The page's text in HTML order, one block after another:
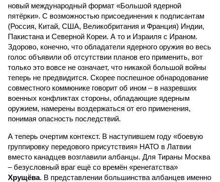
новый международный формат «Большой ядерной
пятёрки». С возможностью присоединения к подписантам
(Россия, Китай, США, Великобритания и Франция) Индии,
Пакистана и Северной Кореи. А то и Израиля с Ираном.
Здорово, конечно, что обладатели ядерного оружия во весь
голос объявили об отсутствии планов его применить, вот
только это вовсе не означает, что никакой большой войны
теперь не предвидится. Скорее поспешное обнародование
совместного коммюнике говорит об ином – в назревших
военных конфликтах стороны, обладающие ядерным
оружием, намерены воздержаться от его применения,
понимая опасность последствий.
А теперь очертим контекст. В наступившем году «боевую
группировку передового присутствия» НАТО в Латвии
вместо канадцев возглавили албанцы. Для Тираны Москва
– безусловный враг ещё со времён «ренегатства»
Хрущёва. В представлении большинства албанцев именно